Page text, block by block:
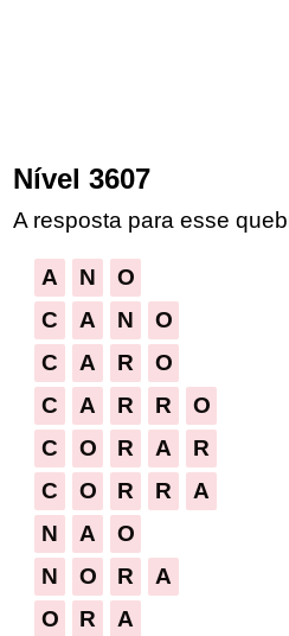
Nível 3607
A resposta para esse
A N
O
C
A N
O
C
A R
O
C
A R R
O
C
O R A
R
C
O R R
A
N
A
O
N
O R
A
O
R
A